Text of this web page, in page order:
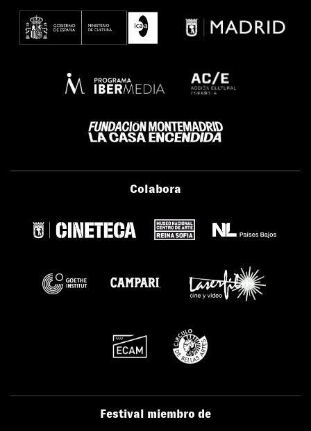
Colabora
Festival miembro de